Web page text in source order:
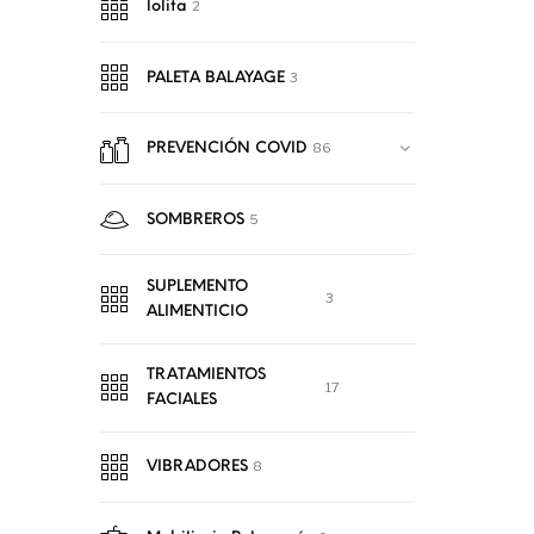
lolita 2
PALETA BALAYAGE 3
PREVENCIÓN COVID 86
SOMBREROS 5
SUPLEMENTO
ALIMENTICIO
3
TRATAMIENTOS
FACIALES
17
VIBRADORES 8